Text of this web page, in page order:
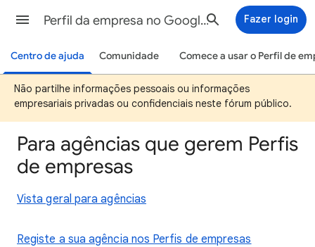
Perfil da empresa no Google Ajuda Fazer login
Centro de ajuda Comunidade Comece a usar o Perfil de
Não partilhe informações pessoais ou informações
empresariais privadas ou confidenciais neste fórum público.
Para agências que gerem Perfis
de empresas
Vista geral para agências
Registe a sua agência nos Perfis de empresas